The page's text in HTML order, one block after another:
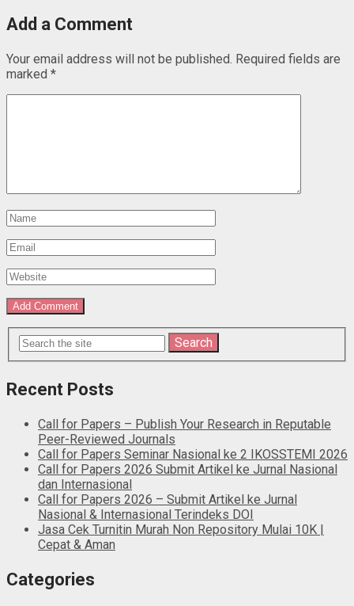
Add a Comment
Your email address will not be published. Required fields are
marked *
Recent Posts
Call for Papers – Publish Your Research in Reputable
Peer-Reviewed Journals
Call for Papers Seminar Nasional ke 2 IKOSSTEMI 2026
Call for Papers 2026 Submit Artikel ke Jurnal Nasional
dan Internasional
Call for Papers 2026 – Submit Artikel ke Jurnal
Nasional & Internasional Terindeks DOI
Jasa Cek Turnitin Murah Non Repository Mulai 10K |
Cepat & Aman
Categories